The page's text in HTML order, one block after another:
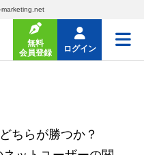
marketing.net
無料
会員登録
ログイン
ちらが勝つか？